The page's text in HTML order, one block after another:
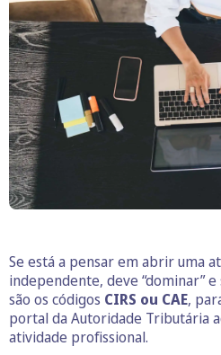
Se está a pensar em abrir uma
independente, deve “dominar”
são os códigos CIRS ou CAE,
portal da Autoridade Tributária
atividade profissional.